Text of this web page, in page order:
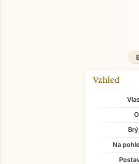
Vzhled
Na